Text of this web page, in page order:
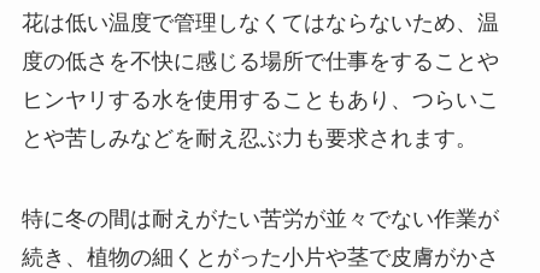
花は低い温度で管理しなくてはならないため、温
度の低さを不快に感じる場所で仕事をすることや
ヒンヤリする水を使用することもあり、つらいこ
とや苦しみなどを耐え忍ぶ力も要求されます。
特に冬の間は耐えがたい苦労が並々でない作業が
続き、植物の細くとがった小片や茎で皮膚がかさ